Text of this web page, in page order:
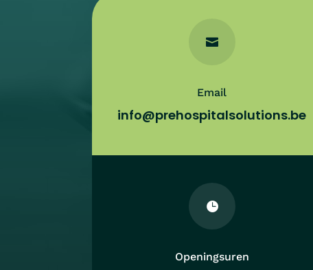

Email
info@prehospitalsolutions.be

Openingsuren